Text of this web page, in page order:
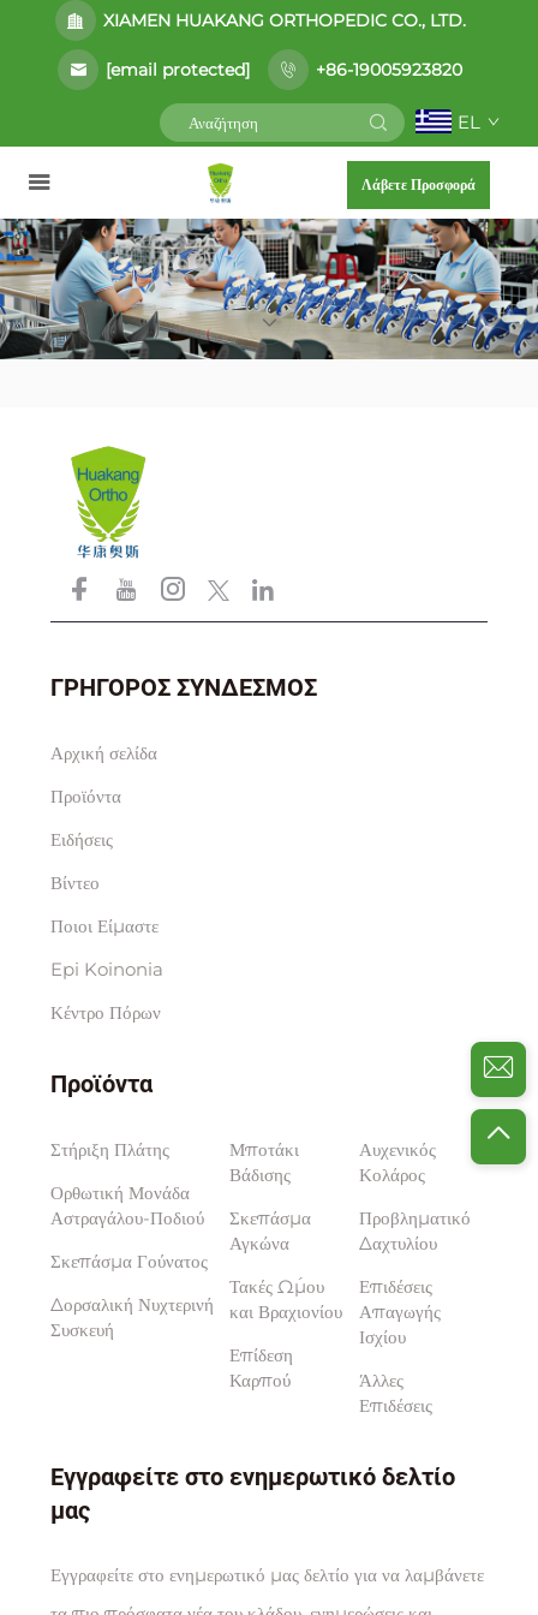
XIAMEN HUAKANG ORTHOPEDIC CO., LTD.
[email protected] +86-19005923820
EL
Λάβετε Προσφορά
ΓΡΗΓΟΡΟΣ ΣΥΝΔΕΣΜΟΣ
Αρχική σελίδα
Προϊόντα
Ειδήσεις
Βίντεο
Ποιοι Είμαστε
Epi Koinonia
Κέντρο Πόρων
Προϊόντα
Στήριξη Πλάτης
Ορθωτική Μονάδα
Αστραγάλου-Ποδιού
Σκεπάσμα Γούνατος
Δορσαλική Νυχτερινή
Συσκευή
Μποτάκι
Βάδισης
Σκεπάσμα
Αγκώνα
Τακές Ώμου
και Βραχιονίου
Επίδεση
Καρπού
Αυχενικός
Κολάρος
Προβληματικό
Δαχτυλίου
Επιδέσεις
Απαγωγής
Ισχίου
Άλλες
Επιδέσεις
Εγγραφείτε στο ενημερωτικό δελτίο
μας
Εγγραφείτε στο ενημερωτικό μας δελτίο για να λαμβάνετε